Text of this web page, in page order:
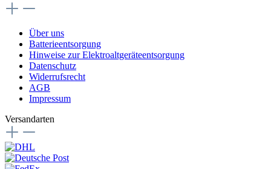
Über uns
Batterieentsorgung
Hinweise zur Elektroaltgeräteentsorgung
Datenschutz
Widerrufsrecht
AGB
Impressum
Versandarten